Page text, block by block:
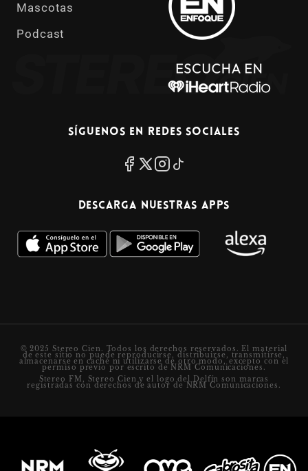
Mascotas
Podcast
Síguenos en redes sociales
Descarga nuestras apps
© 2025 Stereo Cien. Todos los derechos reservados. El material
de este sitio no puede reproducirse, distribuirse, transmitirse,
almacenarse en caché ni utilizarse de otro modo, excepto con el
permiso previo por escrito de NRM Comunicaciones.
Stereo FM, Stereo Cien y el logo del Delfín son marcas
registradas con derechos de autor de NRM Comunicaciones.